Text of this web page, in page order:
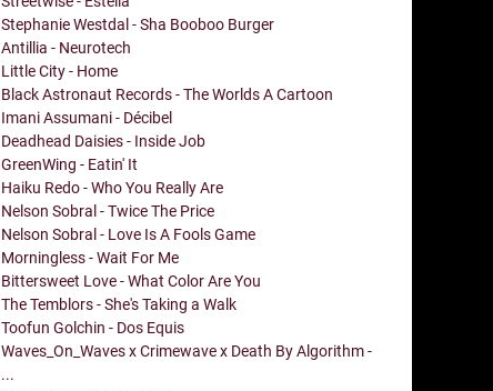
Stephanie Westdal - Sha Booboo Burger
Antillia - Neurotech
Little City - Home
Black Astronaut Records - The Worlds A Cartoon
Imani Assumani - Décibel
Deadhead Daisies - Inside Job
GreenWing - Eatin' It
Haiku Redo - Who You Really Are
Nelson Sobral - Twice The Price
Nelson Sobral - Love Is A Fools Game
Morningless - Wait For Me
Bittersweet Love - What Color Are You
The Temblors - She's Taking a Walk
Toofun Golchin - Dos Equis
Waves_On_Waves x Crimewave x Death By Algorithm -
...